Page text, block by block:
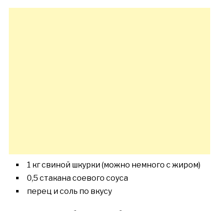
1 кг свиной шкурки (можно немного с жиром)
0,5 стакана соевого соуса
перец и соль по вкусу